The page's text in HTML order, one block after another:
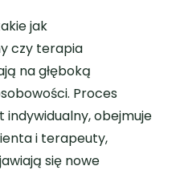
jak
czy terapia
na głęboką
Proces
obejmuje
i terapeuty,
się nowe